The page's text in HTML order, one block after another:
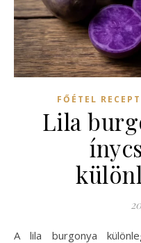
FŐÉTEL
Lila
A lila burgonya különleges és ízletes alternatíva a